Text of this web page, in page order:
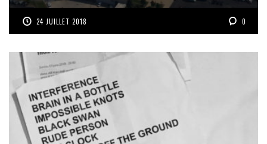
24 JUILLET 2018 0